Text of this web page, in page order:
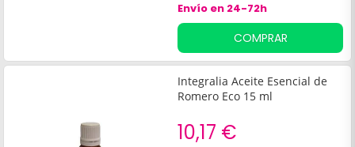
aquellos que buscan
relajación y equilibrio en su
día a día.
Envío en 24-72h
COMPRAR
Integralia Aceite Esencial de
Romero Eco 15 ml
10,17 €